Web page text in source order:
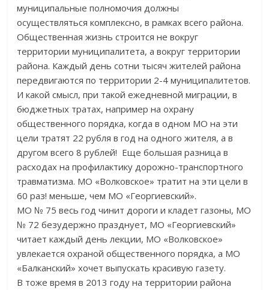
муниципальные полномочия должны
осуществляться комплексно, в рамках всего района.
Общественная жизнь строится не вокруг
территории муниципалитета, а вокруг территории
района. Каждый день сотни тысяч жителей района
передвигаются по территории 2-4 муниципалитетов.
И какой смысл, при такой ежедневной миграции, в
бюджетных тратах, например на охрану
общественного порядка, когда в одном МО на эти
цели тратят 22 рубля в год на одного жителя, а в
другом всего 8 рублей! Еще большая разница в
расходах на профилактику дорожно-транспортного
травматизма. МО «Волковское» тратит на эти цели в
60 раз! меньше, чем МО «Георгиевский».
МО № 75 весь год чинит дороги и кладет газоны, МО
№ 72 безудержно празднует, МО «Георгиевский»
читает каждый день лекции, МО «Волковское»
увлекается охраной общественного порядка, а МО
«Балканский» хочет выпускать красивую газету.
В тоже время в 2013 году на территории района